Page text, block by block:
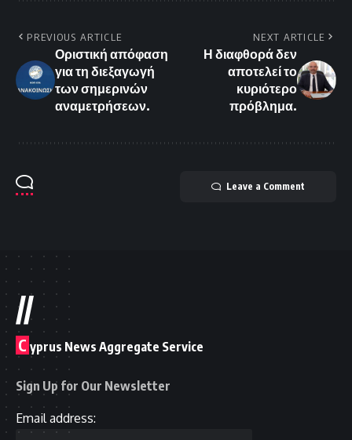
PREVIOUS ARTICLE
Οριστική απόφαση
για τη διεξαγωγή
των σημερινών
αναμετρήσεων.
NEXT ARTICLE
Η διαφθορά δεν
αποτελεί το
κυριότερο
πρόβλημα.
Leave a Comment
//
C yprus News Aggregate Service
Sign Up for Our Newsletter
Email address: